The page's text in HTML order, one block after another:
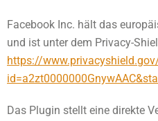
Facebook Inc. hält das
und ist unter dem Privacy-
https://
Das Plugin stellt eine direkte